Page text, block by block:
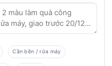
Cần bền / rửa máy